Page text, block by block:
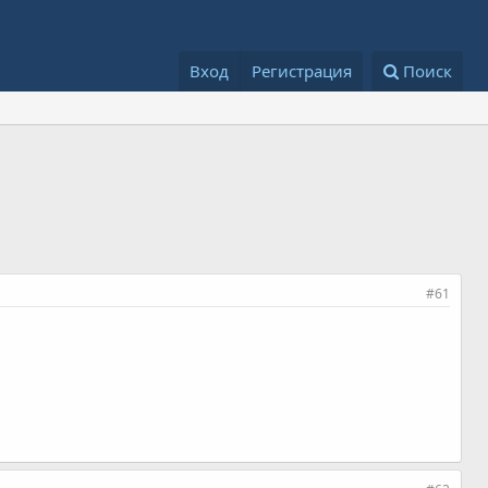
Вход Регистрация Поиск
#61